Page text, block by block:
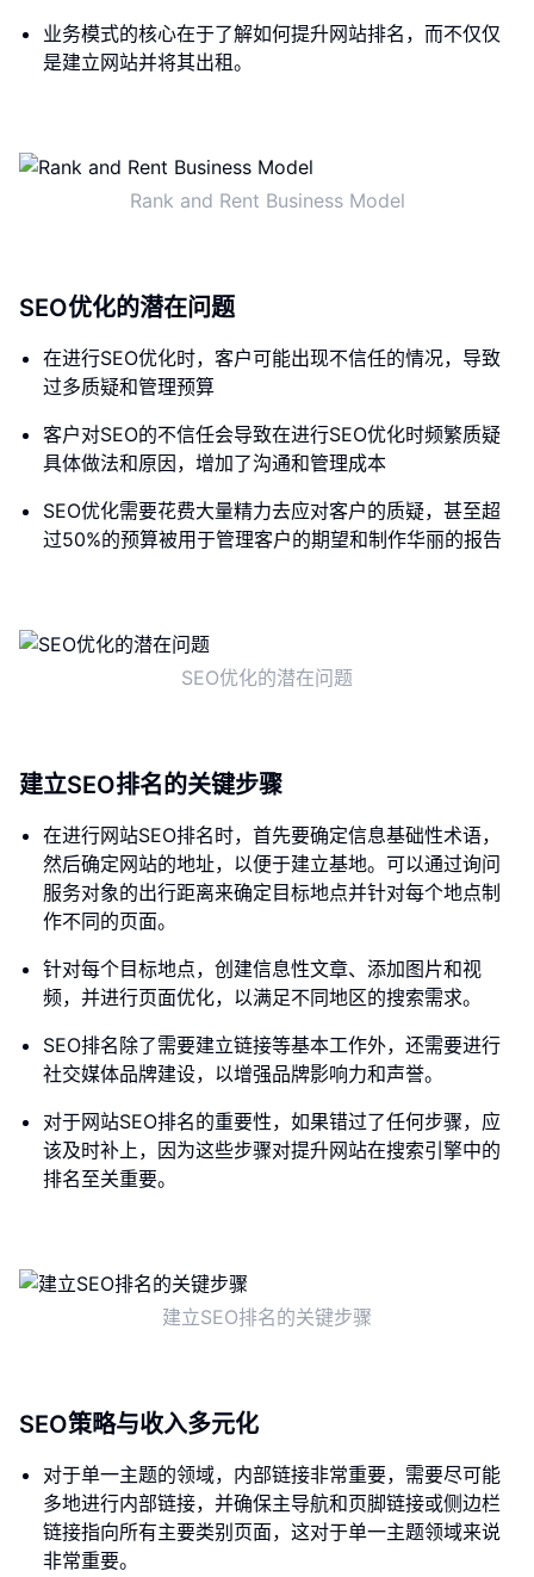
业务模式的核心在于了解如何提升网站排名，而不仅仅
是建立网站并将其出租。
Rank and Rent Business Model
SEO优化的潜在问题
在进行SEO优化时，客户可能出现不信任的情况，导致
过多质疑和管理预算
客户对SEO的不信任会导致在进行SEO优化时频繁质疑
具体做法和原因，增加了沟通和管理成本
SEO优化需要花费大量精力去应对客户的质疑，甚至超
过50%的预算被用于管理客户的期望和制作华丽的报告
SEO优化的潜在问题
建立SEO排名的关键步骤
在进行网站SEO排名时，首先要确定信息基础性术语，
然后确定网站的地址，以便于建立基地。可以通过询问
服务对象的出行距离来确定目标地点并针对每个地点制
作不同的页面。
针对每个目标地点，创建信息性文章、添加图片和视
频，并进行页面优化，以满足不同地区的搜索需求。
SEO排名除了需要建立链接等基本工作外，还需要进行
社交媒体品牌建设，以增强品牌影响力和声誉。
对于网站SEO排名的重要性，如果错过了任何步骤，应
该及时补上，因为这些步骤对提升网站在搜索引擎中的
排名至关重要。
建立SEO排名的关键步骤
SEO策略与收入多元化
对于单一主题的领域，内部链接非常重要，需要尽可能
多地进行内部链接，并确保主导航和页脚链接或侧边栏
链接指向所有主要类别页面，这对于单一主题领域来说
非常重要。